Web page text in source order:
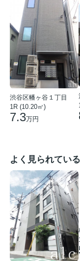
渋谷区幡ヶ谷１丁目
1R (10.20㎡)
7.3万円
よく見られてい